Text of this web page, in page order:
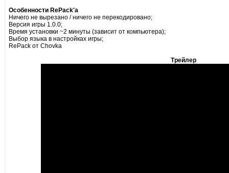
Особенности RePack'а
Ничего не вырезано / ничего не перекодировано;
Версия игры 1.0.0;
Время установки ~2 минуты (зависит от компьютера);
Выбор языка в настройках игры;
RePack от Chovka
Трейлер